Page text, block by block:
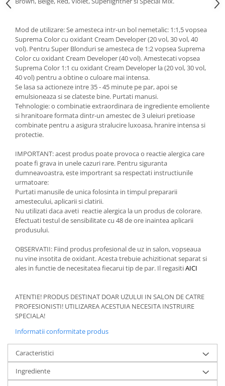
Mod de utilizare: Se amesteca intr-un bol nemetalic: 1:1,5 vopsea
Suprema Color cu oxidant Cream Developer (20 vol, 30 vol, 40
vol). Pentru Super Blonduri se amesteca de 1:2 vopsea Suprema
Color cu oxidant Cream Developer (40 vol). Amestecati vopsea
Suprema Color 1:1 cu oxidant Cream Developer la (20 vol, 30 vol,
40 vol) pentru a obtine o culoare mai intensa.
Se lasa sa actioneze intre 35 - 45 minute pe par, apoi se
emulsioneaza si se clateste bine. Purtati manusi.
Tehnologie: o combinatie extraordinara de ingrediente emoliente
si hranitoare formata dintr-un amestec de 3 uleiuri pretioase
combinate pentru a asigura stralucire luxoasa, hranire intensa si
protectie.
IMPORTANT: acest produs poate provoca o reactie alergica care
poate fi grava in unele cazuri rare. Pentru siguranta
dumneavoastra, este importrant sa respectati instructiunile
urmatoare:
Purtati manusile de unica folosinta in timpul prepararii
amestecului, aplicarii si clatirii.
Nu utilizati daca aveti reactie alergica la un produs de colorare.
Efectuati testul de sensibilitate cu 48 de ore inaintea aplicarii
produsului.
OBSERVATII: Fiind produs profesional de uz in salon, vopseaua
nu vine insotita de oxidant. Acesta trebuie achizitionat separat si
ales in functie de necesitatea fiecarui tip de par. Il regasitiAICI
ATENTIE! PRODUS DESTINAT DOAR UZULUI IN SALON DE CATRE
PROFESIONISTI! UTILIZAREA ACESTUIA NECESITA INSTRUIRE
SPECIALA!
Informatii conformitate produs
Caracteristici
Ingrediente